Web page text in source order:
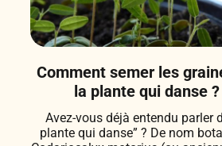
Comment semer les
la plante qui danse ?
Avez-vous déjà entendu parler
plante qui danse” ? De nom